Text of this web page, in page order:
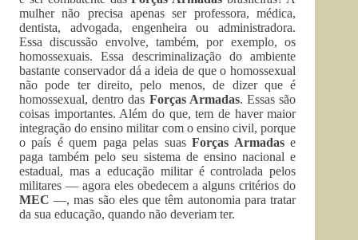
mulher não precisa apenas ser professora, médica,
dentista, advogada, engenheira ou administradora.
Essa discussão envolve, também, por exemplo, os
homossexuais. Essa descriminalização do ambiente
bastante conservador dá a ideia de que o homossexual
não pode ter direito, pelo menos, de dizer que é
homossexual, dentro das Forças Armadas. Essas são
coisas importantes. Além do que, tem de haver maior
integração do ensino militar com o ensino civil, porque
o país é quem paga pelas suasForças Armadase
paga também pelo seu sistema de ensino nacional e
estadual, mas a educação militar é controlada pelos
militares — agora eles obedecem a alguns critérios do
MEC —, mas são eles que têm autonomia para tratar
da sua educação, quando não deveriam ter.